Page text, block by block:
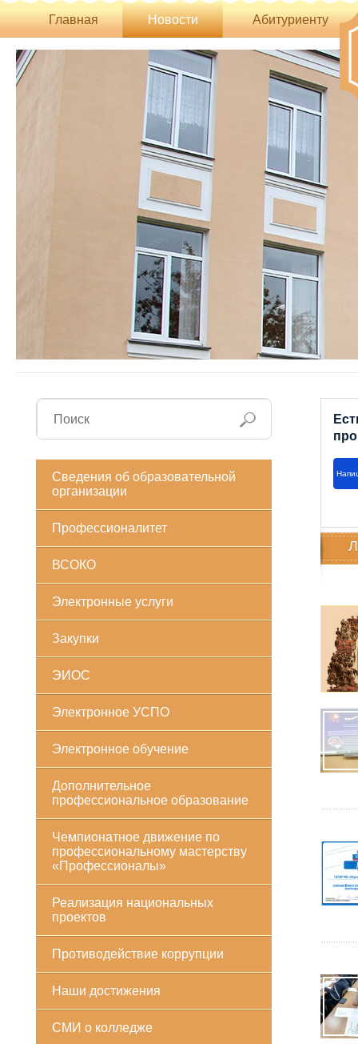
Главная Новости Абитуриенту
Сведения об образовательной
организации
Профессионалитет
ВСОКО
Электронные услуги
Закупки
ЭИОС
Электронное УСПО
Электронное обучение
Дополнительное
профессиональное образование
Чемпионатное движение по
профессиональному мастерству
«Профессионалы»
Реализация национальных
проектов
Противодействие коррупции
Наши достижения
СМИ о колледже